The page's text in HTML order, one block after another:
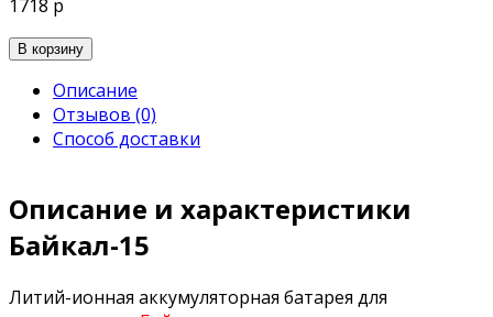
1718 р
В корзину
Описание
Отзывов (0)
Способ доставки
Описание и характеристики
Байкал-15
Литий-ионная аккумуляторная батарея для